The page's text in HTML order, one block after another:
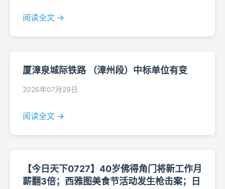
阅读全文 →
厦漳泉城际铁路 （漳州段）中标单位有变
2026年07月29日
阅读全文 →
【今日天下0727】40岁佛得角门将新工作月
薪翻3倍；西雅图美食节活动发生枪击案；日